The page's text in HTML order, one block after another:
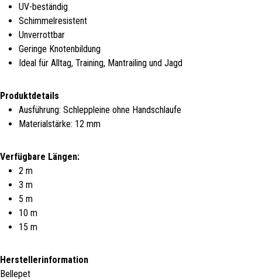
UV-beständig
Schimmelresistent
Unverrottbar
Geringe Knotenbildung
Ideal für Alltag, Training, Mantrailing und Jagd
Produktdetails
Ausführung: Schleppleine ohne Handschlaufe
Materialstärke: 12 mm
Verfügbare Längen:
2 m
3 m
5 m
10 m
15 m
Herstellerinformation
Bellepet